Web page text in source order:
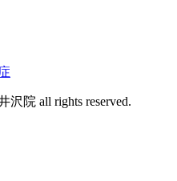
院 all rights reserved.